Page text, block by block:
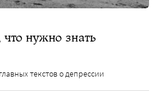
нужно знать
текстов о депрессии